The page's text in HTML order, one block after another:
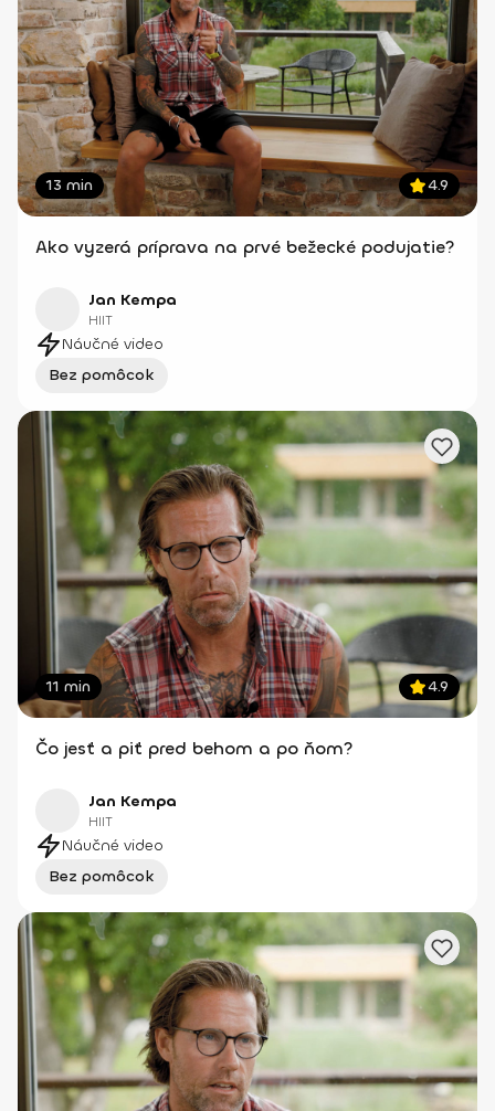
13 min 4.9
Ako vyzerá príprava na prvé bežecké podujatie?
Jan Kempa
HIIT
Náučné video
Bez pomôcok
11 min 4.9
Čo jesť a piť pred behom a po ňom?
Jan Kempa
HIIT
Náučné video
Bez pomôcok